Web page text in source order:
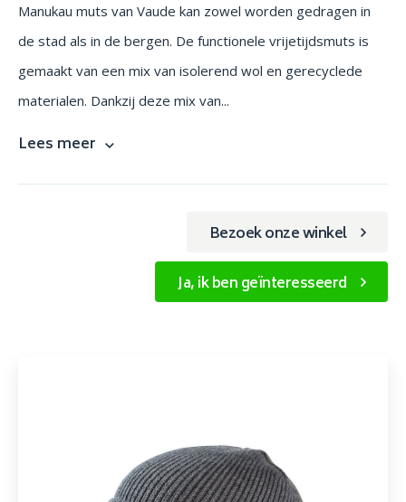
Manukau muts van Vaude kan zowel worden gedragen in
de stad als in de bergen. De functionele vrijetijdsmuts is
gemaakt van een mix van isolerend wol en gerecyclede
materialen. Dankzij deze mix van...
Lees meer
Bezoek onze winkel
Ja, ik ben geïnteresseerd